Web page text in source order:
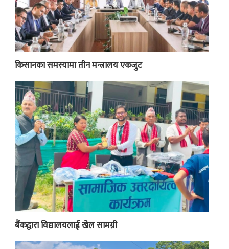
किसानका समस्यामा तीन मन्त्रालय एकजुट
बैंकद्वारा विद्यालयलाई खेल सामग्री